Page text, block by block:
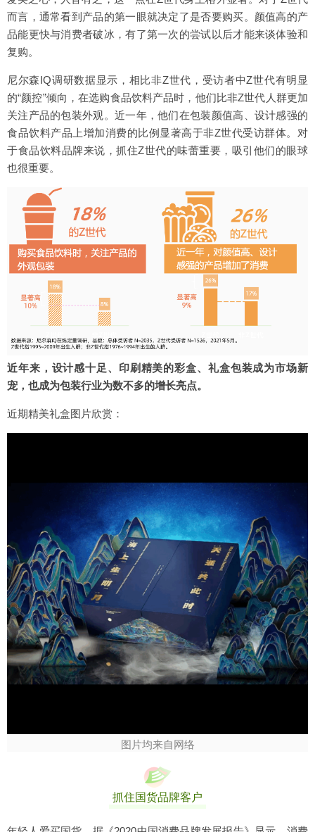
而言，通常看到产品的第一眼就决定了是否要购买。颜值高的产
品能更快与消费者破冰，有了第一次的尝试以后才能来谈体验和
复购。
尼尔森IQ调研数据显示，相比非Z世代，受访者中Z世代有明显
的“颜控”倾向，在选购食品饮料产品时，他们比非Z世代人群更加
关注产品的包装外观。近一年，他们在包装颜值高、设计感强的
食品饮料产品上增加消费的比例显著高于非Z世代受访群体。对
于食品饮料品牌来说，抓住Z世代的味蕾重要，吸引他们的眼球
也很重要。
近年来，设计感十足、印刷精美的彩盒、礼盒包装成为市场新
宠，也成为包装行业为数不多的增长亮点。
近期精美礼盒图片欣赏：
图片均来自网络
抓住国货品牌客户